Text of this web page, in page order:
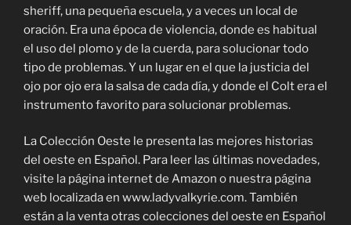
sheriff, una pequeña escuela, y a veces un local de
oración. Era una época de violencia, donde es habitual
el uso del plomo y de la cuerda, para solucionar todo
tipo de problemas. Y un lugar en el que la justicia del
ojo por ojo era la salsa de cada día, y donde el Colt era el
instrumento favorito para solucionar problemas.
La Colección Oeste le presenta las mejores historias
del oeste en Español. Para leer las últimas novedades,
visite la página internet de Amazon o nuestra página
web localizada en www.ladyvalkyrie.com. También
están a la venta otras colecciones del oeste en Español